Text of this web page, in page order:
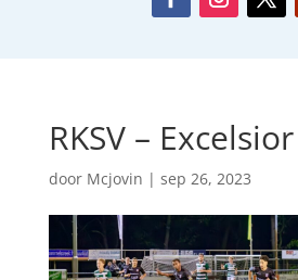
RKSV – Excelsior
door Mcjovin | sep 26, 2023